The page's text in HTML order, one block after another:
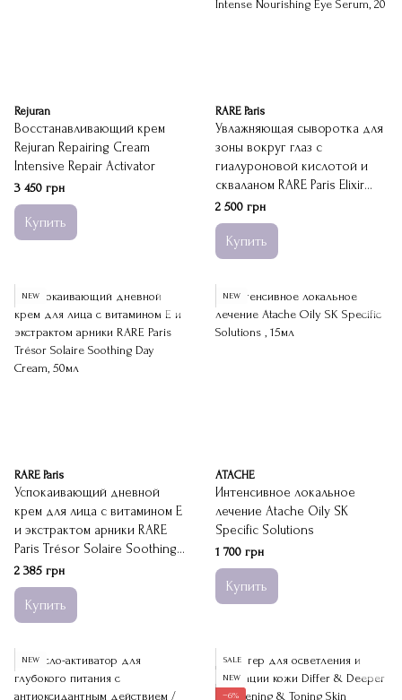
Rejuran
Восстанавливающий крем
Rejuran Repairing Cream
Intensive Repair Activator
3 450 грн
Купить
RARE Paris
Увлажняющая сыворотка для
зоны вокруг глаз с
гиалуроновой кислотой и
скваланом RARE Paris Elixir
Intense Nourishing Eye Serum
2 500 грн
Купить
NEW
RARE Paris
Успокаивающий дневной
крем для лица с витамином Е
и экстрактом арники RARE
Paris Trésor Solaire Soothing
Day Cream
2 385 грн
Купить
NEW
ATACHE
Интенсивное локальное
лечение Atache Oily SK
Specific Solutions
1 700 грн
Купить
NEW
SALE
NEW
−6%